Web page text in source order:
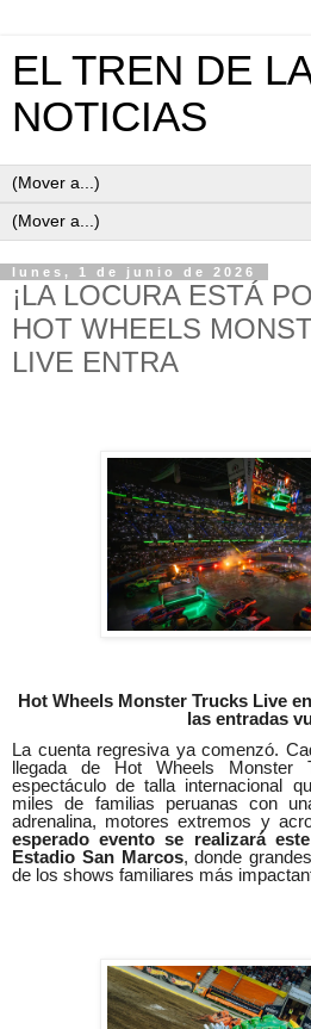
EL TREN DE
NOTICIAS
lunes, 1 de junio de 2026
¡LA LOCURA ESTÁ
HOT WHEELS
LIVE ENTRA
Hot Wheels Monster Trucks Live
las entradas
La cuenta regresiva ya comenzó.
llegada de Hot Wheels
espectáculo de talla internacional
miles de familias peruanas con
adrenalina, motores extremos y
esperado evento se realizará
Estadio San Marcos, donde
de los shows familiares más